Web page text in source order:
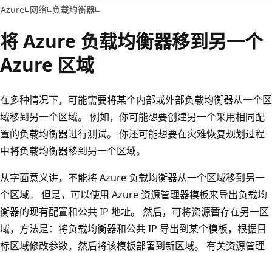
Azure 网络 负载均衡器
将 Azure 负载均衡器移到另一个
Azure 区域
在多种情况下，可能需要将某个内部或外部负载均衡器从一个区
域移到另一个区域。 例如，你可能想要创建另一个采用相同配
置的负载均衡器进行测试。 你还可能想要在灾难恢复规划过程
中将负载均衡器移到另一个区域。
从字面意义讲，不能将 Azure 负载均衡器从一个区域移到另一
个区域。 但是，可以使用 Azure 资源管理器模板来导出负载均
衡器的现有配置和公共 IP 地址。 然后，可将资源暂存在另一区
域，方法是：将负载均衡器和公共 IP 导出到某个模板，根据目
标区域修改参数，然后将该模板部署到新区域。 有关资源管理